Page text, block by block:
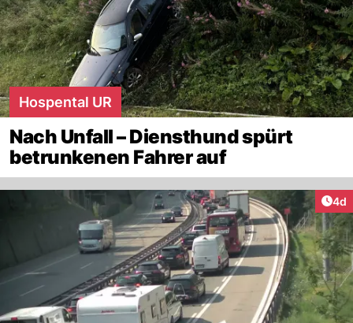
Hospental UR
Nach Unfall – Diensthund spürt
betrunkenen Fahrer auf
4d